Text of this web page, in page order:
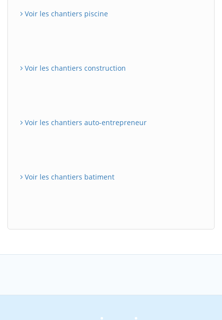
Voir les chantiers piscine
Voir les chantiers construction
Voir les chantiers auto-entrepreneur
Voir les chantiers batiment